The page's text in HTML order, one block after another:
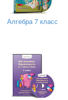
для работы
включающая
ряд,
Алгебра 7 класс